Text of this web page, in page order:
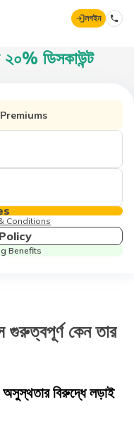
লগইন
ডিসকাউন্ট
Conditions
Benefits
গুরুত্বপূর্ণ কেন তার
বিরুদ্ধে লড়াই